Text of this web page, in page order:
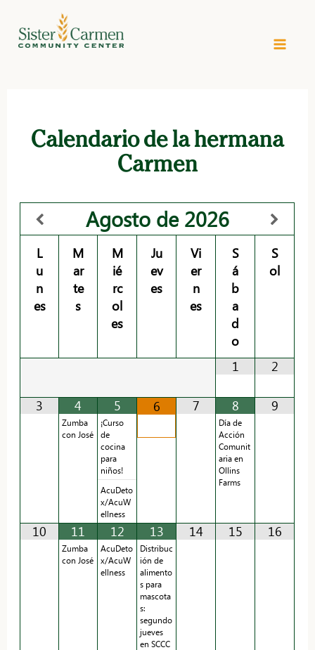
contenido
Calendario de la hermana
Carmen
Agosto de 2026
L
u
n
es
M
ar
te
s
M
ié
rc
ol
es
Ju
ev
es
Vi
er
n
es
S
á
b
a
d
o
S
ol
1 2
3 4
Zumba
con José
5
¡Curso
de
cocina
para
niños!
AcuDeto
x/AcuW
ellness
6 7 8
Día de
Acción
Comunit
aria en
Ollins
Farms
9
10 11
Zumba
con José
12
AcuDeto
x/AcuW
ellness
13
Distribuc
ión de
alimento
s para
mascota
s:
segundo
jueves
en SCCC
14 15 16